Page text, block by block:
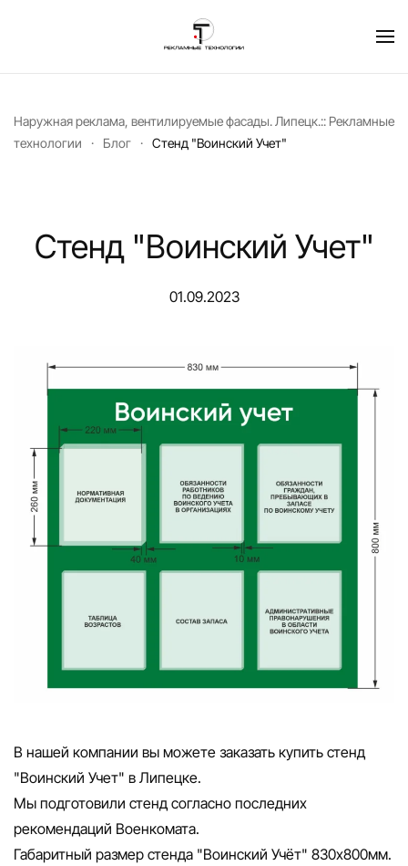
Перейти к содержимому
Наружная реклама, вентилируемые фасады. Липецк.:: Рекламные
технологии
Блог Стенд "Воинский Учет"
Стенд "Воинский Учет"
01.09.2023
В нашей компании вы можете заказать купить стенд
"Воинский Учет" в Липецке.
Мы подготовили стенд согласно последних
рекомендаций Военкомата.
Габаритный размер стенда "Воинский Учёт" 830х800мм.